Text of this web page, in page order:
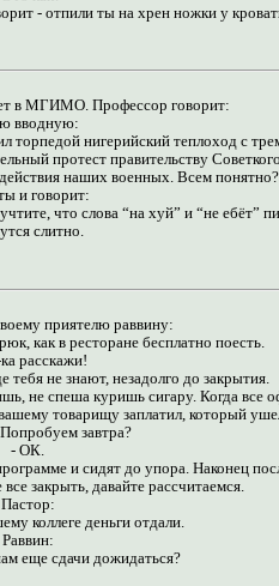
- отпили ты на хрен ножки у
в МГИМО. Профессор говорит:
вводную:
нигерийский теплоход с
протест правительству
наших военных. Всем
и говорит:
что слова “на хуй” и “не ебёт”
слитно.
приятелю раввину:
как в ресторане бесплатно поесть.
расскажи!
не знают, незадолго до закрытия.
не спеша куришь сигару. Когда все
товарищу заплатил, который
завтра?
- ОК.
и сидят до упора. Наконец
закрыть, давайте рассчитаемся.
Пастор:
коллеге деньги отдали.
Раввин:
еще сдачи дожидаться?